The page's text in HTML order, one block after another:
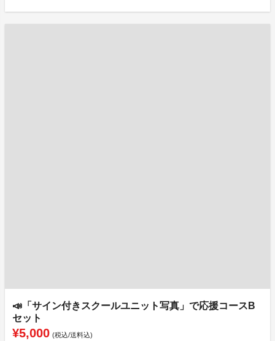
📣「サイン付きスクールユニット写真」で応援コースB
セット
¥5,000 (税込/送料込)